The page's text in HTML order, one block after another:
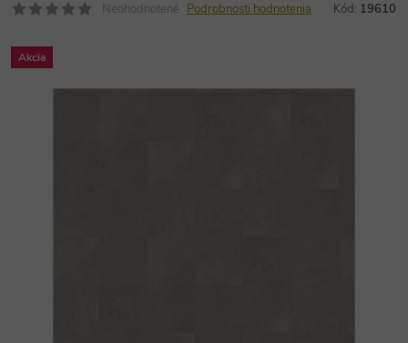
Neohodnotené Podrobnosti hodnotenia Kód: 19610
Akcia